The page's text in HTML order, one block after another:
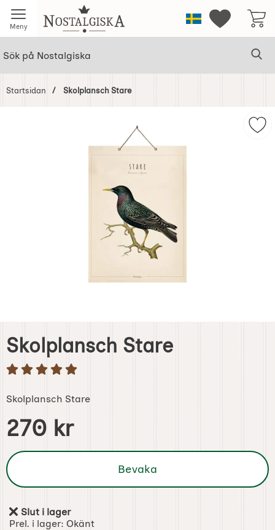
Meny Startsidan för NostalgiskaSverigeMina
Startsidan Skolplansch Stare
Skolplansch Stare
Skolplansch Stare
Handla denna produkt Skolplansch Stare
pris
270 kr
Bevaka
Tillgänglighet:
Slut i lager
Prel. i lager: Okänt